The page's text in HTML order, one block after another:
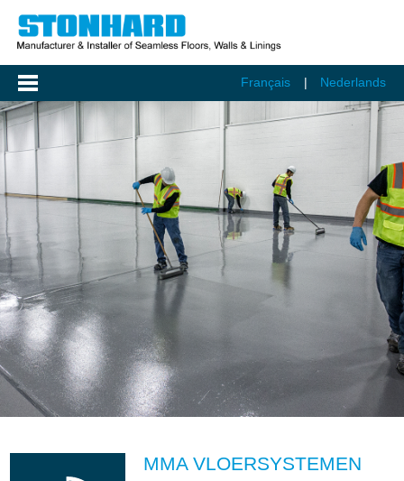
Français Nederlands
MMA VLOERSYSTEMEN